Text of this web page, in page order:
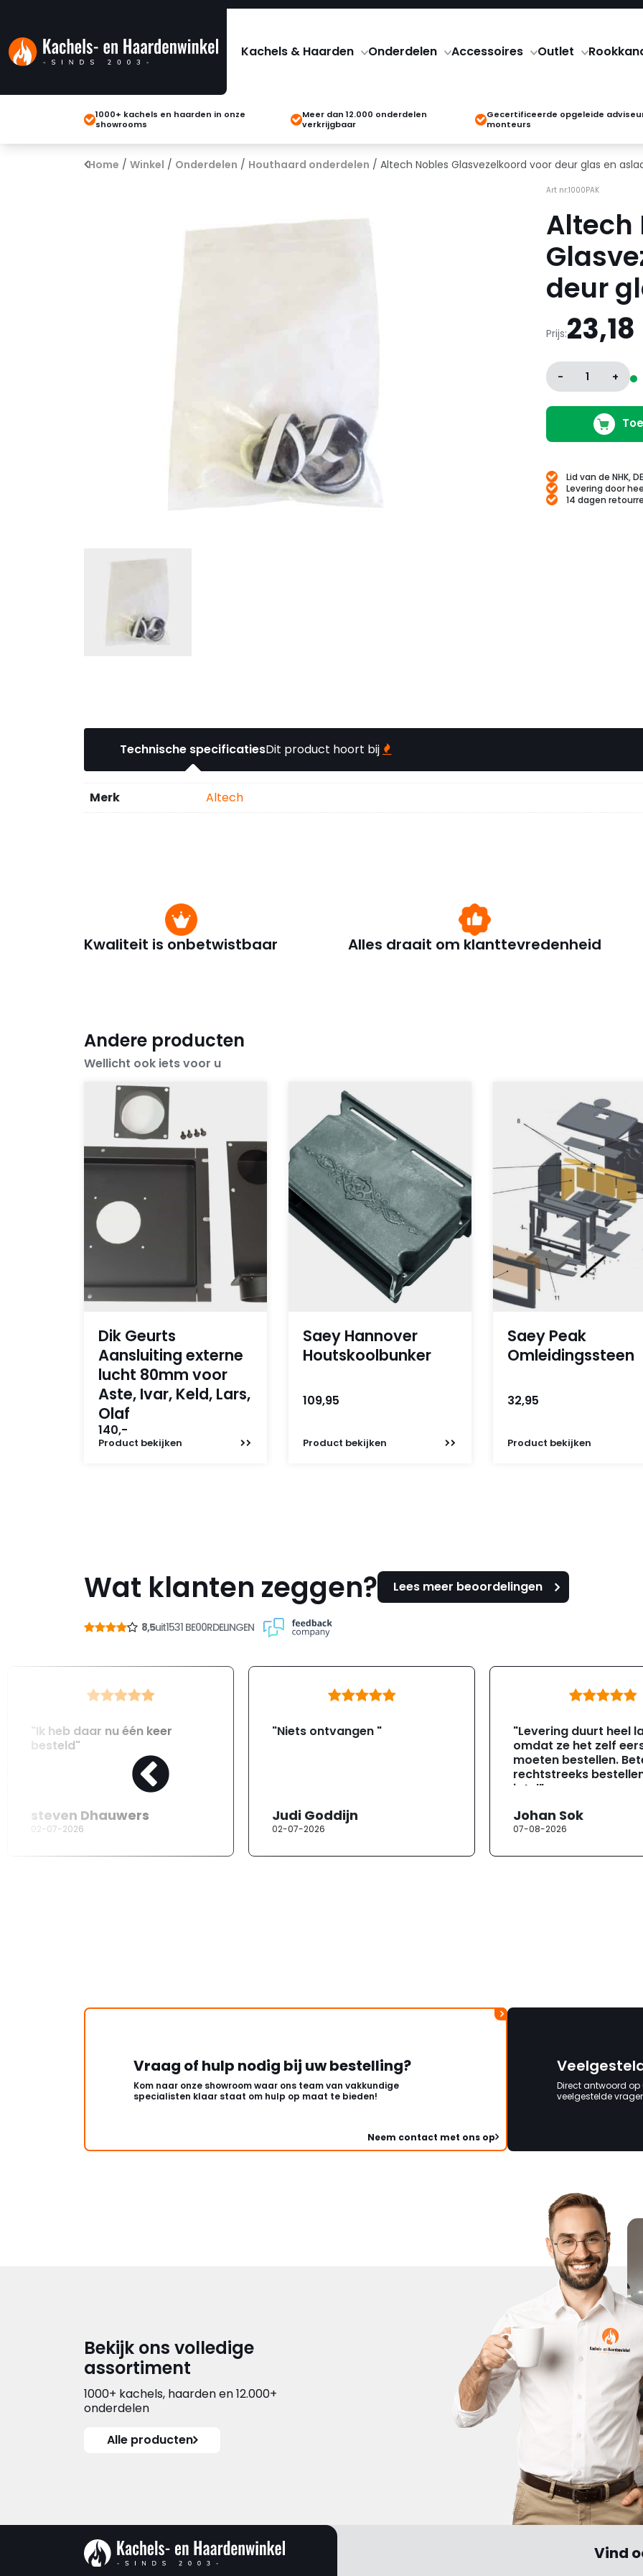
Kachels & Haarden Onderdelen Accessoires Outlet
1000+ kachels en haarden in onze
showrooms
Meer dan 12.000 onderdelen
verkrijgbaar
Gecertificeerde opgeleide
monteurs
Home / Winkel / Onderdelen / Houthaard onderdelen / Altech Nobles Glasvezelkoord voor deur glas en
Art nr:1000PAK
Altech
deur
Prijs:23,18
- 1 +
Lid van de NHK,
Levering door
14 dagen
Technische specificatiesDit product hoort bij
Merk Altech
Kwaliteit is onbetwistbaar Alles draait om klanttevredenheid
Andere producten
Wellicht ook iets voor u
Dik Geurts
Aansluiting externe
lucht 80mm voor
Aste, Ivar, Keld, Lars,
Olaf
140,-
Product bekijken
Saey Hannover
Houtskoolbunker
109,95
Product bekijken
Saey Peak
Omleidingssteen
32,95
Product bekijken
Wat klanten zeggen? Lees meer beoordelingen
8,5uit1531 BE00RDELINGEN
"Ik heb daar nu één keer
besteld"
steven Dhauwers
02-07-2026
"Niets ontvangen "
Judi Goddijn
02-07-2026
"Levering duurt heel
omdat ze het zelf
moeten bestellen.
rechtstreeks
jotul"
Johan Sok
07-08-2026
Vraag of hulp nodig bij uw bestelling?
Kom naar onze showroom waar ons team van vakkundige
specialisten klaar staat om hulp op maat te bieden!
Neem contact met ons op
Direct antwoord op
veelgestelde
Bekijk ons volledige
assortiment
1000+ kachels, haarden en 12.000+
onderdelen
Alle producten
Vind